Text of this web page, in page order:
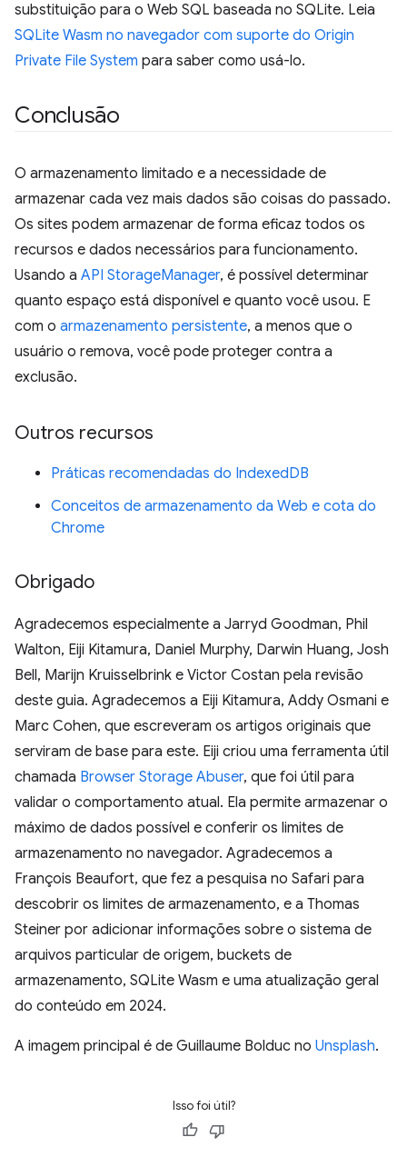
substituição para o Web SQL baseada no SQLite. Leia
SQLite Wasm no navegador com suporte do Origin
Private File System para saber como usá-lo.
Conclusão
O armazenamento limitado e a necessidade de
armazenar cada vez mais dados são coisas do passado.
Os sites podem armazenar de forma eficaz todos os
recursos e dados necessários para funcionamento.
Usando a API StorageManager, é possível determinar
quanto espaço está disponível e quanto você usou. E
com o armazenamento persistente, a menos que o
usuário o remova, você pode proteger contra a
exclusão.
Outros recursos
Práticas recomendadas do IndexedDB
Conceitos de armazenamento da Web e cota do
Chrome
Obrigado
Agradecemos especialmente a Jarryd Goodman, Phil
Walton, Eiji Kitamura, Daniel Murphy, Darwin Huang, Josh
Bell, Marijn Kruisselbrink e Victor Costan pela revisão
deste guia. Agradecemos a Eiji Kitamura, Addy Osmani e
Marc Cohen, que escreveram os artigos originais que
serviram de base para este. Eiji criou uma ferramenta útil
chamada Browser Storage Abuser, que foi útil para
validar o comportamento atual. Ela permite armazenar o
máximo de dados possível e conferir os limites de
armazenamento no navegador. Agradecemos a
François Beaufort, que fez a pesquisa no Safari para
descobrir os limites de armazenamento, e a Thomas
Steiner por adicionar informações sobre o sistema de
arquivos particular de origem, buckets de
armazenamento, SQLite Wasm e uma atualização geral
do conteúdo em 2024.
A imagem principal é de Guillaume Bolduc no Unsplash.
Isso foi útil?